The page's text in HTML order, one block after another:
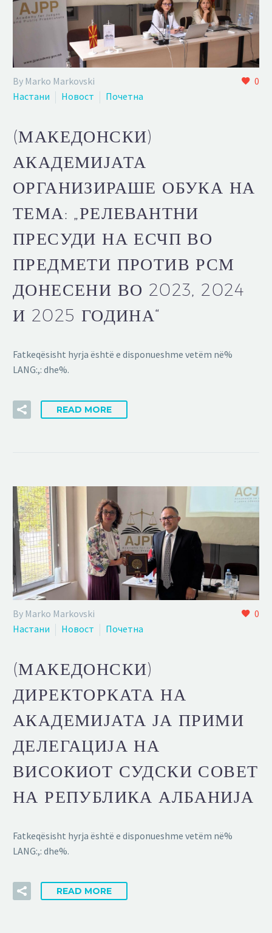
0
By Marko Markovski
Настани
Новост Почетна
(МАКЕДОНСКИ)
АКАДЕМИЈАТА
ОРГАНИЗИРАШЕ ОБУКА НА
ТЕМА: „РЕЛЕВАНТНИ
ПРЕСУДИ НА ЕСЧП ВО
ПРЕДМЕТИ ПРОТИВ РСМ
ДОНЕСЕНИ ВО 2023, 2024
И 2025 ГОДИНА“
Fatkeqësisht hyrja është e disponueshme vetëm në%
LANG:,: dhe%.
READ MORE
0
By Marko Markovski
Настани
Новост Почетна
(МАКЕДОНСКИ)
ДИРЕКТОРКАТА НА
АКАДЕМИЈАТА ЈА ПРИМИ
ДЕЛЕГАЦИЈА НА
ВИСОКИОТ СУДСКИ СОВЕТ
НА РЕПУБЛИКА АЛБАНИЈА
Fatkeqësisht hyrja është e disponueshme vetëm në%
LANG:,: dhe%.
READ MORE